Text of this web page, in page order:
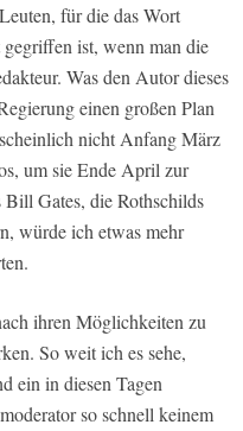
für die das Wort
ist, wenn man die
Was den Autor dieses
einen großen Plan
nicht Anfang März
um sie Ende April zur
Gates, die Rothschilds
würde ich etwas mehr
ihren Möglichkeiten zu
So weit ich es sehe,
ein in diesen Tagen
so schnell keinem